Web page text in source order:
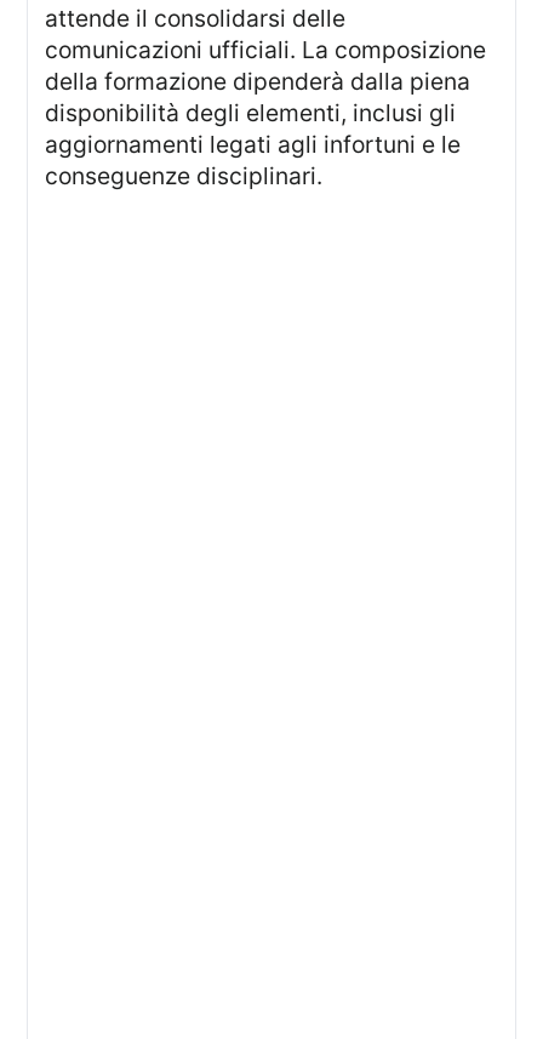
attende il consolidarsi delle
comunicazioni ufficiali. La composizione
della formazione dipenderà dalla piena
disponibilità degli elementi, inclusi gli
aggiornamenti legati agli infortuni e le
conseguenze disciplinari.